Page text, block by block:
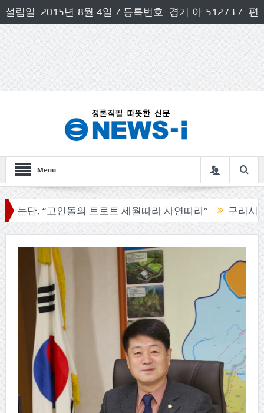
설립일: 2015년 8월 4일 / 등록번호: 경기 아 51273 / 편
집인 및 발행인: 허득천 / 개인정보책임자 및 청소년보호호
책임자: 최상규
Menu
“고인돌의 트로트 세월따라 사연따라” 구리시의회, 기